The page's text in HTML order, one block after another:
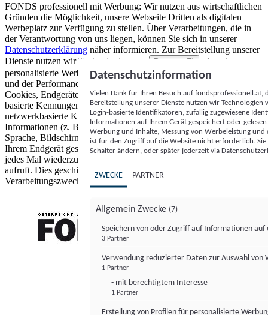
FONDS professionell mit Werbung: Wir nutzen aus wirtschaftlichen
Gründen die Möglichkeit, unsere Webseite Dritten als digitalen
Werbeplatz zur Verfügung zu stellen. Über Verarbeitungen, die in
der Verantwortung von uns liegen, können Sie sich in unserer
Datenschutzerklärung näher informieren. Zur Bereitstellung unserer
Dienste nutzen wir Technologien von
Partnern (5)
. Zwecke:
personalisierte Werbung und Inhalte, Messung von Werbeleistung
und der Performance von Inhalten sowie Zielgruppenforschung.
Cookies, Endgeräte- oder ähnliche Online-Kennungen (z. B. login-
basierte Kennungen, zufällig generierte Kennungen,
netzwerkbasierte Kennungen) können zusammen mit anderen
Informationen (z. B. Browsertyp und Browserinformationen,
Sprache, Bildschirmgröße, unterstützte Technologien usw.) auf
Ihrem Endgerät gespeichert oder von dort ausgelesen werden, um es
jedes Mal wiederzuerkennen, wenn es eine App oder einer Webseite
aufruft. Dies geschieht für einen oder mehrere der hier aufgeführten
Verarbeitungszwecke.
Datenschutzinformation
Vielen Dank für Ihren Besuch auf
Bereitstellung unserer Dienste nutzen wir Technologien
Login-basierte Identifikatoren, zufällig zugewiesene
Informationen auf Ihrem Gerät gespeichert oder
Werbung und Inhalte, Messung von Werbeleistung
ist für den Zugriff auf die Website nicht erforderlich.
Schalter ändern, oder später jederzeit via
ZWECKE PARTNER
Allgemein Zwecke (7)
Speichern von oder Zugriff auf Informationen auf
3 Partner
Verwendung reduzierter Daten zur Auswahl von
1 Partner
- mit berechtigtem Interesse
1 Partner
Erstellung von Profilen für personalisierte
FONDS professionell